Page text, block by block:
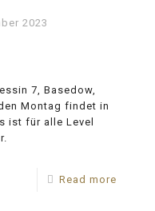
2023
7, Basedow,
Montag findet in
ist für alle Level
Read more